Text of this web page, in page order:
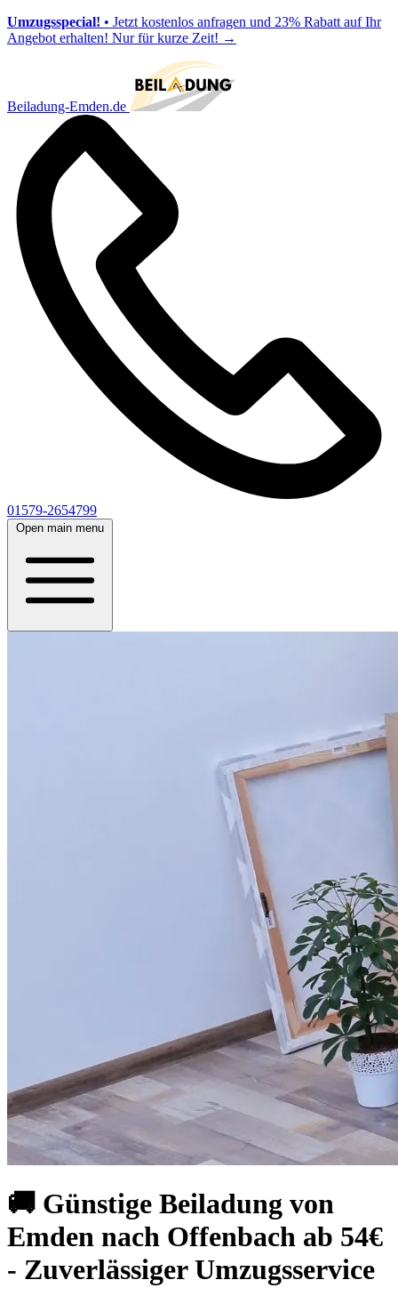
Umzugsspecial! • Jetzt kostenlos anfragen und 23% Rabatt auf Ihr
Angebot erhalten! Nur für kurze Zeit! →
Beiladung-Emden.de
01579-2654799
Open main menu
🚚 Günstige Beiladung von
Emden nach Offenbach ab 54€
- Zuverlässiger Umzugsservice